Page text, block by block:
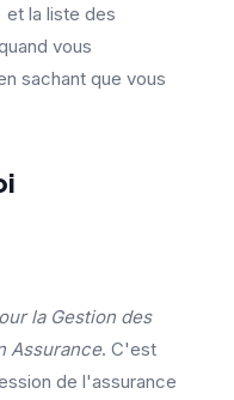
et la liste des
vous
sachant que vous
la Gestion des
Assurance. C'est
de l'assurance